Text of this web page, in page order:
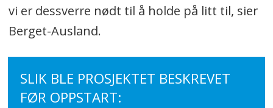
vi er dessverre nødt til å holde på litt til, sier
Berget-Ausland.
SLIK BLE PROSJEKTET BESKREVET
FØR OPPSTART: